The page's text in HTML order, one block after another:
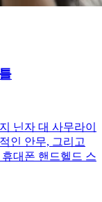
닌자 대 사무라이
인 안무, 그리고
대폰 핸드헬드 스